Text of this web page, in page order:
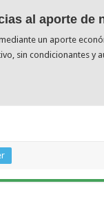
al aporte de
un aporte
sin condicionantes y